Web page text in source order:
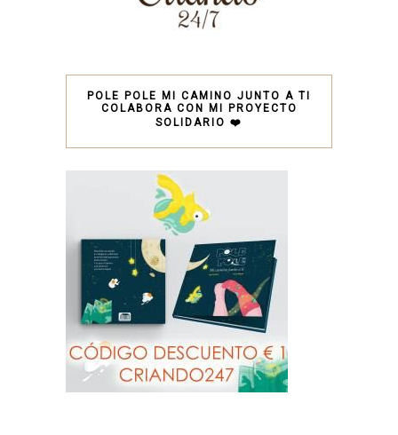
POLE POLE MI CAMINO JUNTO A TI
COLABORA CON MI PROYECTO
SOLIDARIO ❤️